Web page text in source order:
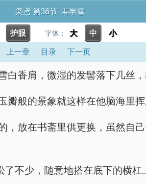
枭鸢 第36节 寿半雪
护眼 字体： 大 中 小
上一章 目录 下一页
香肩，微湿的发髻落下几丝
般的景象就这样在他脑海里
，放在书斋里供更换，虽然自
不少，随意地搭在底下的横